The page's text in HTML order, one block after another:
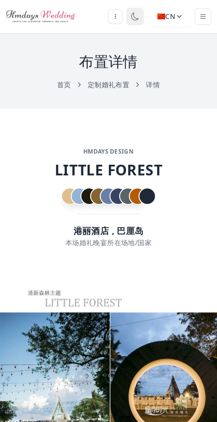
CN
布置详情
首页 定制婚礼布置 详情
HMDAYS DESIGN
LITTLE FOREST
港丽酒店 , 巴厘岛
本场婚礼晚宴所在场地/国家